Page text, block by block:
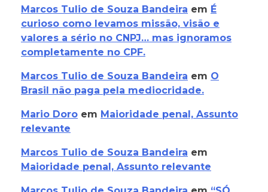
Marcos Tulio de Souza Bandeira em É
curioso como levamos missão, visão e
valores a sério no CNPJ… mas ignoramos
completamente no CPF.
Marcos Tulio de Souza Bandeira em O
Brasil não paga pela mediocridade.
Mario Doro em Maioridade penal, Assunto
relevante
Marcos Tulio de Souza Bandeira em
Maioridade penal, Assunto relevante